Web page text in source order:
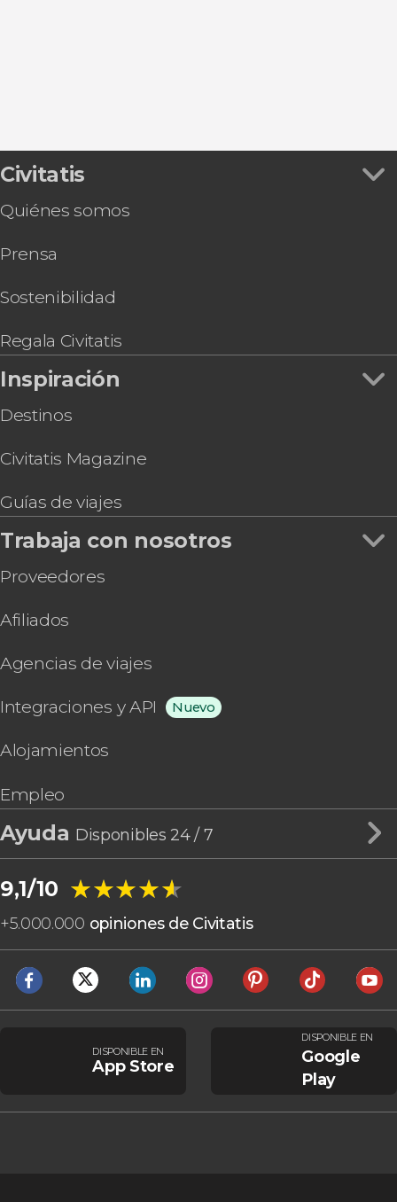
Civitatis
Quiénes somos
Prensa
Sostenibilidad
Regala Civitatis
Inspiración
Destinos
Civitatis Magazine
Guías de viajes
Trabaja con nosotros
Proveedores
Afiliados
Agencias de viajes
Integraciones y API Nuevo
Alojamientos
Empleo
Ayuda Disponibles 24 / 7
9,1/10 ★★★★★
★★★★★
+5.000.000 opiniones de Civitatis
DISPONIBLE EN
App Store
DISPONIBLE EN
Google
Play